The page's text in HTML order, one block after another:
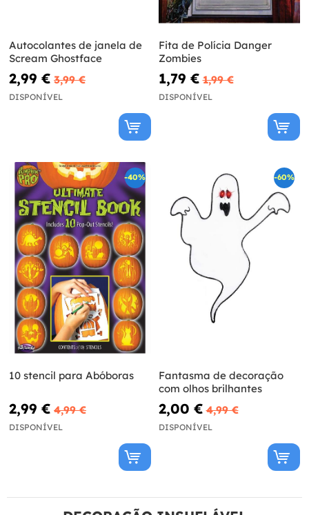
Autocolantes de janela de
Scream Ghostface
2,99 € 3,99 €
DISPONÍVEL
Fita de Polícia Danger
Zombies
1,79 € 1,99 €
DISPONÍVEL
-40%
10 stencil para Abóboras
2,99 € 4,99 €
DISPONÍVEL
-60%
Fantasma de decoração
com olhos brilhantes
2,00 € 4,99 €
DISPONÍVEL